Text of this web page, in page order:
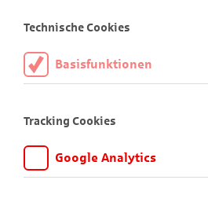
Lass Konfetti
mehr reicht. Mit der Konfetti-
Freudenknaller starten… Viel Spaß
Technische Cookies
Basisfunktionen
aktiviert sein.
Tracking Cookies
Google Analytics